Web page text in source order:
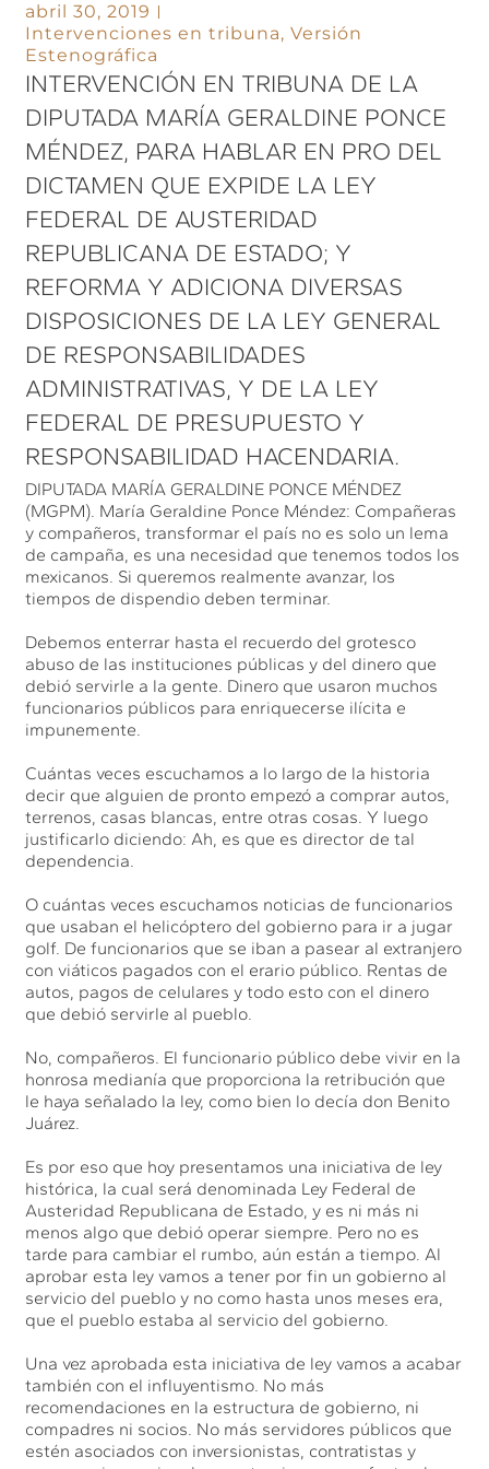
abril 30, 2019
Intervenciones en tribuna,Versión
Estenográfica
INTERVENCIÓN EN TRIBUNA DE LA
DIPUTADA MARÍA GERALDINE PONCE
MÉNDEZ, PARA HABLAR EN PRO DEL
DICTAMEN QUE EXPIDE LA LEY
FEDERAL DE AUSTERIDAD
REPUBLICANA DE ESTADO; Y
REFORMA Y ADICIONA DIVERSAS
DISPOSICIONES DE LA LEY GENERAL
DE RESPONSABILIDADES
ADMINISTRATIVAS, Y DE LA LEY
FEDERAL DE PRESUPUESTO Y
RESPONSABILIDAD HACENDARIA.
DIPUTADA MARÍA GERALDINE PONCE MÉNDEZ
(MGPM). María Geraldine Ponce Méndez: Compañeras
y compañeros, transformar el país no es solo un lema
de campaña, es una necesidad que tenemos todos los
mexicanos. Si queremos realmente avanzar, los
tiempos de dispendio deben terminar.
Debemos enterrar hasta el recuerdo del grotesco
abuso de las instituciones públicas y del dinero que
debió servirle a la gente. Dinero que usaron muchos
funcionarios públicos para enriquecerse ilícita e
impunemente.
Cuántas veces escuchamos a lo largo de la historia
decir que alguien de pronto empezó a comprar autos,
terrenos, casas blancas, entre otras cosas. Y luego
justificarlo diciendo: Ah, es que es director de tal
dependencia.
O cuántas veces escuchamos noticias de funcionarios
que usaban el helicóptero del gobierno para ir a jugar
golf. De funcionarios que se iban a pasear al extranjero
con viáticos pagados con el erario público. Rentas de
autos, pagos de celulares y todo esto con el dinero
que debió servirle al pueblo.
No, compañeros. El funcionario público debe vivir en la
honrosa medianía que proporciona la retribución que
le haya señalado la ley, como bien lo decía don Benito
Juárez.
Es por eso que hoy presentamos una iniciativa de ley
histórica, la cual será denominada Ley Federal de
Austeridad Republicana de Estado, y es ni más ni
menos algo que debió operar siempre. Pero no es
tarde para cambiar el rumbo, aún están a tiempo. Al
aprobar esta ley vamos a tener por fin un gobierno al
servicio del pueblo y no como hasta unos meses era,
que el pueblo estaba al servicio del gobierno.
Una vez aprobada esta iniciativa de ley vamos a acabar
también con el influyentismo. No más
recomendaciones en la estructura de gobierno, ni
compadres ni socios. No más servidores públicos que
estén asociados con inversionistas, contratistas y